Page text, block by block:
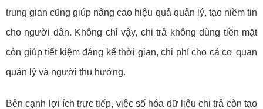
trung gian cũng giúp nâng cao hiệu quả quản lý, tạo niềm tin
cho người dân. Không chỉ vậy, chi trả không dùng tiền mặt
còn giúp tiết kiệm đáng kể thời gian, chi phí cho cả cơ quan
quản lý và người thụ hưởng.
Bên cạnh lợi ích trực tiếp, việc số hóa dữ liệu chi trả còn tạo